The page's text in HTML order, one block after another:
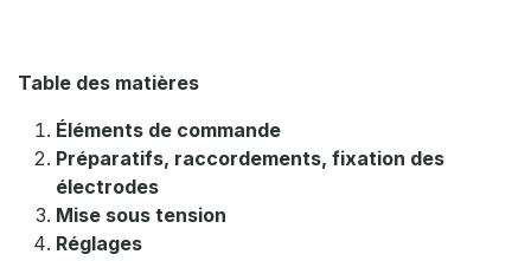
Table des matières
Éléments de commande
Préparatifs, raccordements, fixation des
électrodes
Mise sous tension
Réglages